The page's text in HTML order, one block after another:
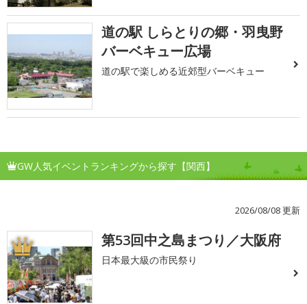
道の駅 しらとりの郷・羽曳野
バーベキュー広場
道の駅で楽しめる近郊型バーベキュー
GW人気イベントランキングから探す【関西】
2026/08/08 更新
1 第53回中之島まつり／大阪府
日本最大級の市民祭り